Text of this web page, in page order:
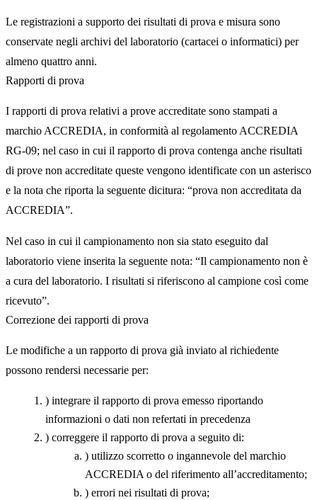
Le registrazioni a supporto dei risultati di prova e misura sono
conservate negli archivi del laboratorio (cartacei o informatici) per
almeno quattro anni.
Rapporti di prova
I rapporti di prova relativi a prove accreditate sono stampati a
marchio ACCREDIA, in conformità al regolamento ACCREDIA
RG-09; nel caso in cui il rapporto di prova contenga anche risultati
di prove non accreditate queste vengono identificate con un asterisco
e la nota che riporta la seguente dicitura: “prova non accreditata da
ACCREDIA”.
Nel caso in cui il campionamento non sia stato eseguito dal
laboratorio viene inserita la seguente nota: “Il campionamento non è
a cura del laboratorio. I risultati si riferiscono al campione così come
ricevuto”.
Correzione dei rapporti di prova
Le modifiche a un rapporto di prova già inviato al richiedente
possono rendersi necessarie per:
) integrare il rapporto di prova emesso riportando
informazioni o dati non refertati in precedenza
) correggere il rapporto di prova a seguito di:
) utilizzo scorretto o ingannevole del marchio
ACCREDIA o del riferimento all’accreditamento;
) errori nei risultati di prova;